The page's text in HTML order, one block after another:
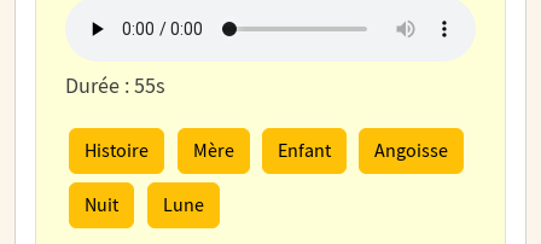
Durée : 55s
Histoire Mère Enfant Angoisse
Nuit Lune